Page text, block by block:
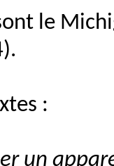
le
:
un